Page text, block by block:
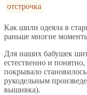
отстрочка
Как шили одеяла в
раньше многие
Для наших бабушек
естественно и
покрывало
рукодельным
вышивка).